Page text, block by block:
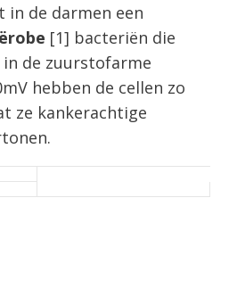
de darmen een
[1] bacteriën die
de zuurstofarme
hebben de cellen zo
ze kankerachtige